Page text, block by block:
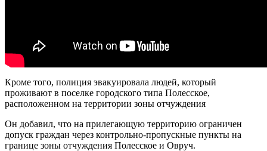
Кроме того, полиция эвакуировала людей, который
проживают в поселке городского типа Полесское,
расположенном на территории зоны отчуждения
Он добавил, что на прилегающую территорию ограничен
допуск граждан через контрольно-пропускные пункты на
границе зоны отчуждения Полесское и Овруч.